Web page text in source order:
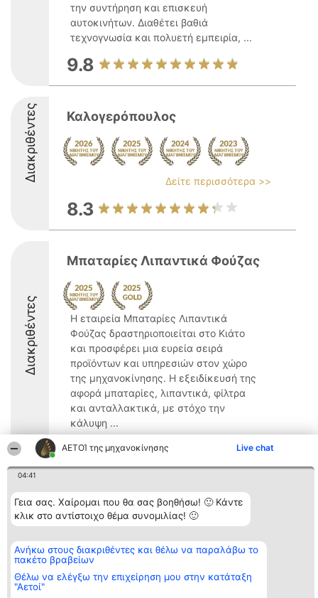
ΑΕΤΟΊ της μηχανοκίνησης Live chat
04:41
Γεια σας. Χαίρομαι που θα σας βοηθήσω! 🙂 Κάντε
κλικ στο αντίστοιχο θέμα συνομιλίας! 🙂
Ανήκω στους διακριθέντες και θέλω να παραλάβω το
πακέτο βραβείων
Θέλω να ελέγξω την επιχείρηση μου στην κατάταξη
"Αετοί"
την συντήρηση και επισκευή
αυτοκινήτων. Διαθέτει βαθιά
τεχνογνωσία και πολυετή εμπειρία, ...
9.8
Διακριθέντες Καλογερόπουλος
Δείτε περισσότερα >>
8.3
Διακριθέντες
Μπαταρίες Λιπαντικά Φούζας
Η εταιρεία Μπαταρίες Λιπαντικά
Φούζας δραστηριοποιείται στο Κιάτο
και προσφέρει μια ευρεία σειρά
προϊόντων και υπηρεσιών στον χώρο
της μηχανοκίνησης. Η εξειδίκευσή της
αφορά μπαταρίες, λιπαντικά, φίλτρα
και ανταλλακτικά, με στόχο την
κάλυψη ...
Διοργανωτής της
κατάταξης
BEAUTIFUL COMPANY
ΤΗΛ. ΕΠΙΚΟΙΝΩΝΙΑΣ:
2104128019
email:
aetoi@beautifulcompany.co
Κατάταξη
Διακριθέντες
Λίστα όλων
διακριθέντων
Μεθοδολογία
προϋποθέσεις
ΠΟΛΙΤΙΚΗ
Επικοινωνία